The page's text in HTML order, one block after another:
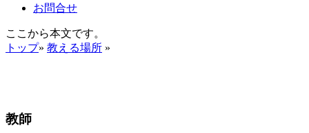
お問合せ
ここから本文です。
トップ» 教える場所 »
教師